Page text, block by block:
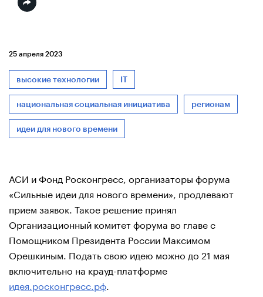
25 апреля 2023
высокие технологии IT
национальная социальная инициатива регионам
идеи для нового времени
АСИ и Фонд Росконгресс, организаторы форума
«Сильные идеи для нового времени», продлевают
прием заявок. Такое решение принял
Организационный комитет форума во главе с
Помощником Президента России Максимом
Орешкиным. Подать свою идею можно до 21 мая
включительно на крауд-платформе
идея.росконгресс.рф